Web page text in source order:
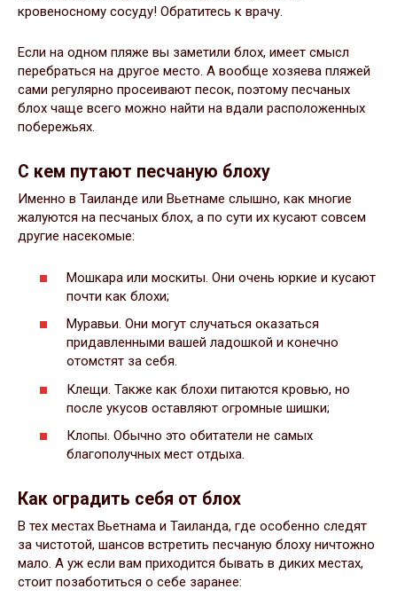
кровеносному сосуду! Обратитесь к врачу.
Если на одном пляже вы заметили блох, имеет смысл
перебраться на другое место. А вообще хозяева пляжей
сами регулярно просеивают песок, поэтому песчаных
блох чаще всего можно найти на вдали расположенных
побережьях.
С кем путают песчаную блоху
Именно в Таиланде или Вьетнаме слышно, как многие
жалуются на песчаных блох, а по сути их кусают совсем
другие насекомые:
Мошкара или москиты. Они очень юркие и кусают
почти как блохи;
Муравьи. Они могут случаться оказаться
придавленными вашей ладошкой и конечно
отомстят за себя.
Клещи. Также как блохи питаются кровью, но
после укусов оставляют огромные шишки;
Клопы. Обычно это обитатели не самых
благополучных мест отдыха.
Как оградить себя от блох
В тех местах Вьетнама и Таиланда, где особенно следят
за чистотой, шансов встретить песчаную блоху ничтожно
мало. А уж если вам приходится бывать в диких местах,
стоит позаботиться о себе заранее: